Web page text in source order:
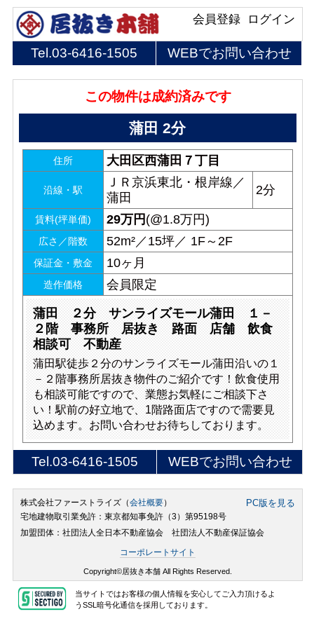
ログイン
会員登録
Tel.03-6416-1505 WEBでお問い合わせ
この物件は成約済みです
蒲田 2分
住所 大田区西蒲田７丁目
沿線・駅
ＪＲ京浜東北・根岸線／
蒲田
2分
賃料(坪単価) 29万円 (@1.8万円)
広さ／階数 52m²／15坪／ 1F～2F
保証金・敷金 10ヶ月
造作価格 会員限定
蒲田 ２分 サンライズモール蒲田 １－
２階 事務所 居抜き 路面 店舗 飲食
相談可 不動産
蒲田駅徒歩２分のサンライズモール蒲田沿いの１
－２階事務所居抜き物件のご紹介です！飲食使用
も相談可能ですので、業態お気軽にご相談下さ
い！駅前の好立地で、1階路面店ですので需要見
込めます。お問い合わせお待ちしております。
Tel.03-6416-1505 WEBでお問い合わせ
株式会社ファーストライズ（会社概要） PC版を見る
宅地建物取引業免許：東京都知事免許（3）第95198号
加盟団体：社団法人全日本不動産協会 社団法人不動産保証協会
コーポレートサイト
Copyright©居抜き本舗 All Rights Reserved.
当サイトではお客様の個人情報を安心してご入力頂けるよ
うSSL暗号化通信を採用しております。